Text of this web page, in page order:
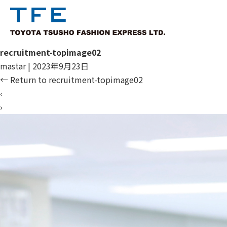
recruitment-topimage02
mastar | 2023年9月23日
← Return to recruitment-topimage02
‹
›